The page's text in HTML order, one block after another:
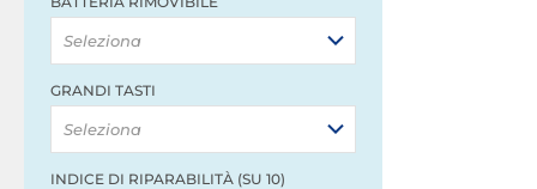
Seleziona
GRANDI TASTI
Seleziona
INDICE DI RIPARABILITÀ (SU 10)